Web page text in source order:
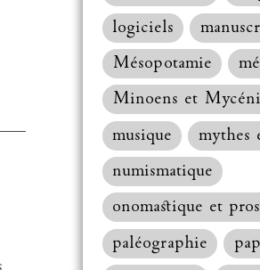
logiciels
Mésopotamie
Minoens et
musique
mythes
numismatique
onomastique et
paléographie